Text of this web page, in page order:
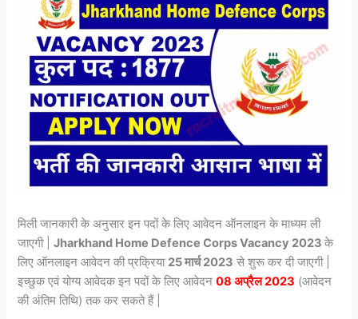
मिली जानकारी के अनुसार इन पदों के लिए आवेदन ऑनलाइन के माध्यम ली
जाएगी |Jharkhand Home Defence Corps Vacancy 2023के
लिए ऑनलाइन आवेदन की प्रक्रिया 25 मार्च 2023 से शुरू कर दी जाएगी |
इच्छुक एवं योग्य आवेदक इन पदों के लिए आवेदन08 अप्रैल 2023 (आवेदन
की अंतिम तिथि) तक कर सकते हैं |